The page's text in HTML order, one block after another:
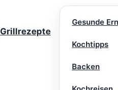
Grillrezepte
Gesunde
Kochtipps
Backen